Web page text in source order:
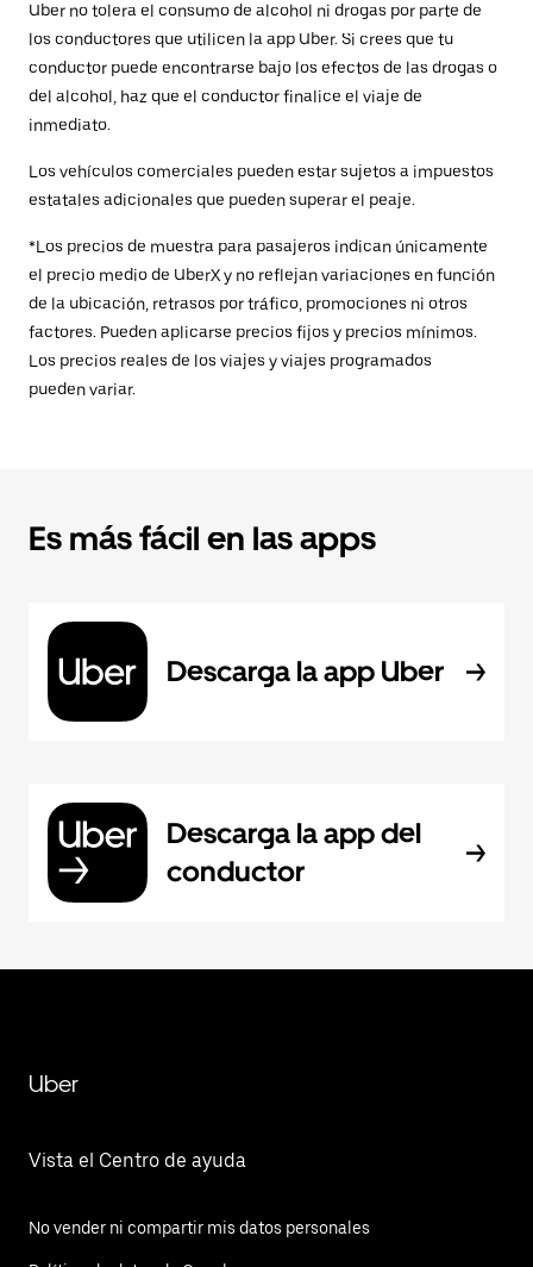
Uber no tolera el consumo de alcohol ni drogas por parte de
los conductores que utilicen la app Uber. Si crees que tu
conductor puede encontrarse bajo los efectos de las drogas o
del alcohol, haz que el conductor finalice el viaje de
inmediato.
Los vehículos comerciales pueden estar sujetos a impuestos
estatales adicionales que pueden superar el peaje.
*Los precios de muestra para pasajeros indican únicamente
el precio medio de UberX y no reflejan variaciones en función
de la ubicación, retrasos por tráfico, promociones ni otros
factores. Pueden aplicarse precios fijos y precios mínimos.
Los precios reales de los viajes y viajes programados
pueden variar.
Es más fácil en las apps
Descarga la app Uber
Descarga la app del
conductor
Uber
Vista el Centro de ayuda
No vender ni compartir mis datos personales